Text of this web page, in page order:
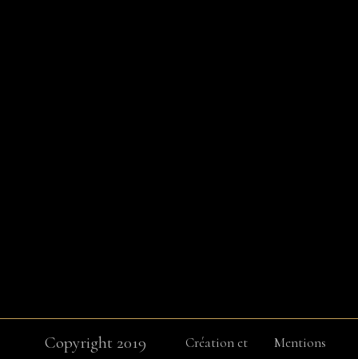
Copyright 2019
Création et
Mentions